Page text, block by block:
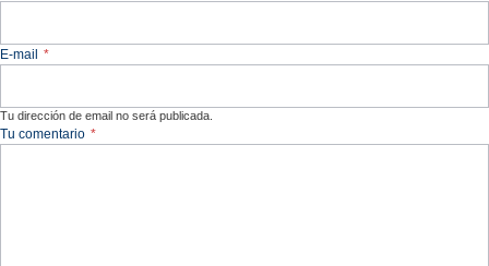
E-mail *
Tu dirección de email no será publicada.
Tu comentario *